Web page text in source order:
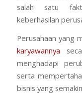
salah satu
keberhasilan
Perusahaan yang
karyawannya
menghadapi
serta
bisnis yang